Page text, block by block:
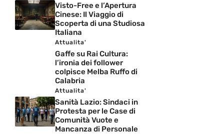
Visto-Free e l’Apertura
Cinese: Il Viaggio di
Scoperta di una Studiosa
Italiana
Attualita'
Gaffe su Rai Cultura:
l’ironia dei follower
colpisce Melba Ruffo di
Calabria
Attualita'
Sanità Lazio: Sindaci in
Protesta per le Case di
Comunità Vuote e
Mancanza di Personale